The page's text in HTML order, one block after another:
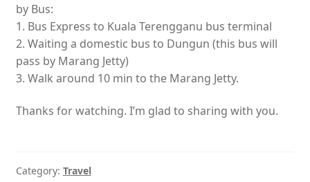
by Bus:
1. Bus Express to Kuala Terengganu bus terminal
2. Waiting a domestic bus to Dungun (this bus will
pass by Marang Jetty)
3. Walk around 10 min to the Marang Jetty.
Thanks for watching. I’m glad to sharing with you.
Category: Travel